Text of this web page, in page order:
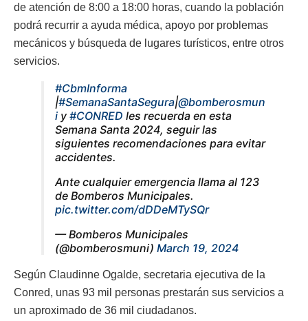
de atención de 8:00 a 18:00 horas, cuando la población
podrá recurrir a ayuda médica, apoyo por problemas
mecánicos y búsqueda de lugares turísticos, entre otros
servicios.
#CbmInforma
|#SemanaSantaSegura|@bomberosmun
i y #CONRED les recuerda en esta
Semana Santa 2024, seguir las
siguientes recomendaciones para evitar
accidentes.
Ante cualquier emergencia llama al 123
de Bomberos Municipales.
pic.twitter.com/dDDeMTySQr
— Bomberos Municipales
(@bomberosmuni) March 19, 2024
Según Claudinne Ogalde, secretaria ejecutiva de la
Conred, unas 93 mil personas prestarán sus servicios a
un aproximado de 36 mil ciudadanos.